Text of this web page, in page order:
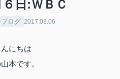
６日:ＷＢＣ
ログ 2017.03.06
にちは
本です。